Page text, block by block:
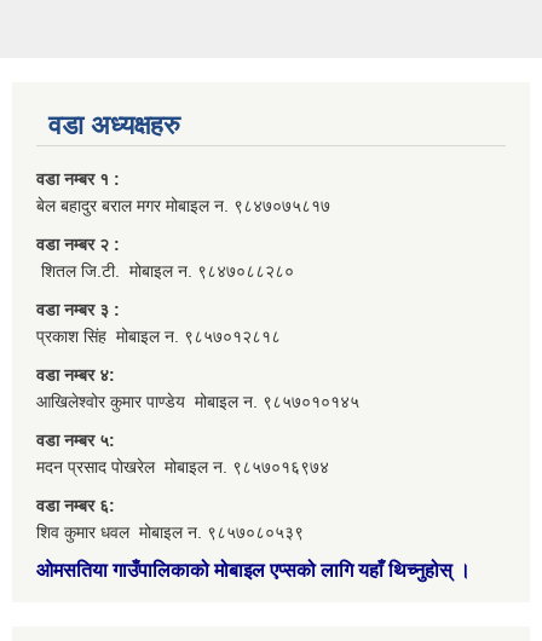
वडा अध्यक्षहरु
वडा नम्बर १ :
बेल बहादुर बराल मगर मोबाइल न. ९८४७०७५८१७
वडा नम्बर २ :
शितल जि.टी. मोबाइल न. ९८४७०८८२८०
वडा नम्बर ३ :
प्रकाश सिंह मोबाइल न. ९८५७०१२८१८
वडा नम्बर ४:
आखिलेश्वोर कुमार पाण्डेय मोबाइल न. ९८५७०१०१४५
वडा नम्बर ५:
मदन प्रसाद पोखरेल मोबाइल न. ९८५७०१६९७४
वडा नम्बर ६:
शिव कुमार धवल मोबाइल न. ९८५७०८०५३९
ओमसतिया गाउँपालिकाको मोबाइल एप्सको लागि यहाँ थिच्नुहोस् ।